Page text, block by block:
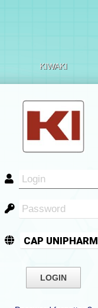
KIWAKI
CAP UNIPHARM